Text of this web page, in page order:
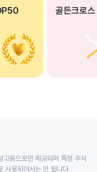
골든크로스
고용으로만 제공되며 특정 주식
사용되어서는 안 됩니다.